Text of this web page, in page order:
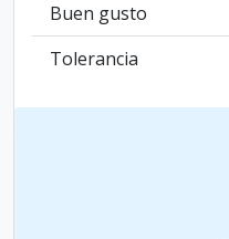
Buen gusto
Tolerancia